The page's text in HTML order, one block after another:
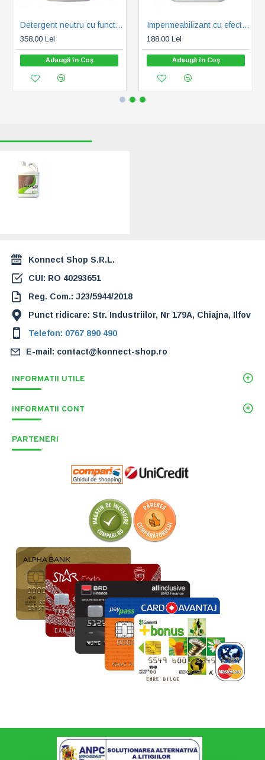
Detergent neutru cu functie de impermeabilizare pentru marmura si piatra naturala - Deterbree 5 litri
358,00 Lei
Adaugă în Coş
Impermeabilizant cu efect de umed pentru pavaj si gratare - Twinswet 1 litru
188,00 Lei
Adaugă în Coş
Konnect Shop S.R.L.
CUI: RO 40293651
Reg. Com.: J23/5944/2018
Punct ridicare: Str. Industriilor, Nr 179A, Chiajna, Ilfov
Telefon: 0767 890 490
E-mail: contact@konnect-shop.ro
INFORMATII UTILE
INFORMATII CONT
PARTENERI